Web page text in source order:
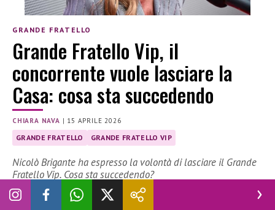
GRANDE FRATELLO
Grande Fratello Vip, il
concorrente vuole lasciare la
Casa: cosa sta succedendo
CHIARA NAVA | 15 APRILE 2026
GRANDE FRATELLO GRANDE FRATELLO VIP
Nicolò Brigante ha espresso la volontà di lasciare il Grande
Fratello Vip. Cosa sta succedendo?
Nicolò Brigante lascia la casa del Grande Fratello Vip? Il